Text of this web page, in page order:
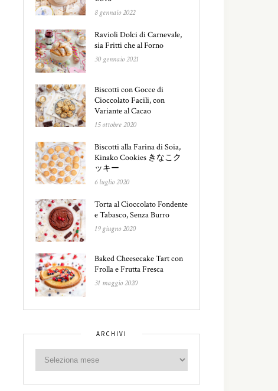
8 gennaio 2022
Ravioli Dolci di Carnevale,
sia Fritti che al Forno
30 gennaio 2021
Biscotti con Gocce di
Cioccolato Facili, con
Variante al Cacao
15 ottobre 2020
Biscotti alla Farina di Soia,
Kinako Cookies きなこク
ッキー
6 luglio 2020
Torta al Cioccolato Fondente
e Tabasco, Senza Burro
19 giugno 2020
Baked Cheesecake Tart con
Frolla e Frutta Fresca
31 maggio 2020
ARCHIVI